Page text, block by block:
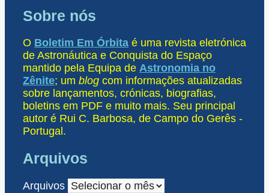
Sobre nós
O Boletim Em Órbita é uma revista eletrónica
de Astronáutica e Conquista do Espaço
mantido pela Equipa de Astronomia no
Zênite; um blog com informações atualizadas
sobre lançamentos, crónicas, biografias,
boletins em PDF e muito mais. Seu principal
autor é Rui C. Barbosa, de Campo do Gerês -
Portugal.
Arquivos
Arquivos